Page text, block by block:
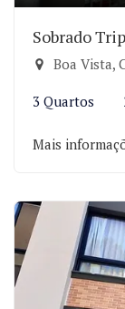
Sobrado
Boa Vista,
3 Quartos
Mais